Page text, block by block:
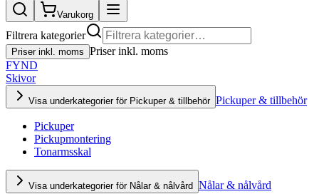
Varukorg
Filtrera kategorier
Priser inkl. moms Priser inkl. moms
FYND
Skivor
Visa underkategorier för Pickuper & tillbehör Pickuper & tillbehör
Pickuper
Pickupmontering
Tonarmsskal
Visa underkategorier för Nålar & nålvård Nålar & nålvård